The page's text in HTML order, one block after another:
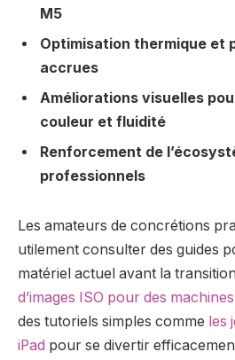
M5
Optimisation thermique et
accrues
Améliorations visuelles
couleur et fluidité
Renforcement de
professionnels
Les amateurs de concrétions
utilement consulter des guides
matériel actuel avant la
d’images ISO pour des
des tutoriels simples comme les
iPad pour se divertir